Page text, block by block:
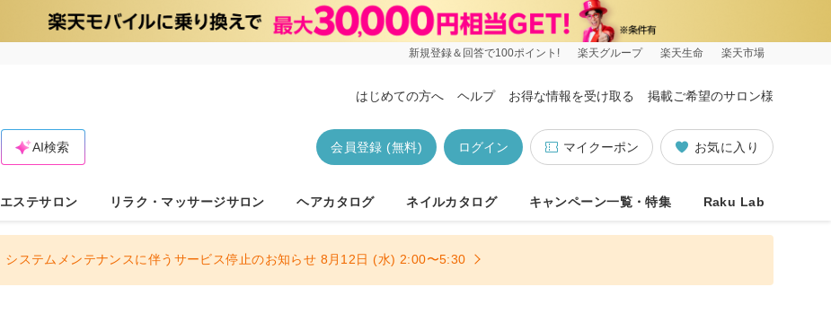
新規登録＆回答で100ポイント! 楽天グループ 楽天生命 楽天市場
はじめての方へ ヘルプ お得な情報を受け取る 掲載ご希望のサロン様
お気に入り
マイクーポン
ログイン
会員登録 (無料)
AI検索
エステサロン リラク・マッサージサロン ヘアカタログ ネイルカタログ キャンペーン一覧・特集 Raku Lab
システムメンテナンスに伴うサービス停止のお知らせ 8月12日 (水) 2:00〜5:30